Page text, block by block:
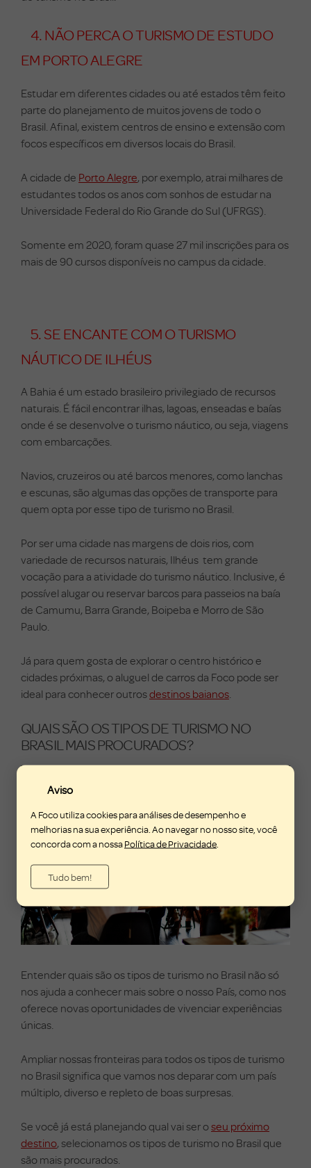
Aviso
A Foco utiliza cookies para análises de desempenho e
melhorias na sua experiência. Ao navegar no nosso site, você
concorda com a nossaPolítica de Privacidade
Tudo bem!
4. NÃO PERCA O TURISMO DE ESTUDO
EM PORTO ALEGRE
Estudar em diferentes cidades ou até estados têm feito
parte do planejamento de muitos jovens de todo o
Brasil. Afinal, existem centros de ensino e extensão com
focos específicos em diversos locais do Brasil.
A cidade de Porto Alegre, por exemplo, atrai milhares de
estudantes todos os anos com sonhos de estudar na
Universidade Federal do Rio Grande do Sul (UFRGS).
Somente em 2020, foram quase 27 mil inscrições para os
mais de 90 cursos disponíveis no campus da cidade.
5. SE ENCANTE COM O TURISMO
NÁUTICO DE ILHÉUS
A Bahia é um estado brasileiro privilegiado de recursos
naturais. É fácil encontrar ilhas, lagoas, enseadas e baías
onde é se desenvolve o turismo náutico, ou seja, viagens
com embarcações.
Navios, cruzeiros ou até barcos menores, como lanchas
e escunas, são algumas das opções de transporte para
quem opta por esse tipo de turismo no Brasil.
Por ser uma cidade nas margens de dois rios, com
variedade de recursos naturais, Ilhéus tem grande
vocação para a atividade do turismo náutico. Inclusive, é
possível alugar ou reservar barcos para passeios na baía
de Camumu, Barra Grande, Boipeba e Morro de São
Paulo.
Já para quem gosta de explorar o centro histórico e
cidades próximas, o aluguel de carros da Foco pode ser
ideal para conhecer outrosdestinos baianos.
QUAIS SÃO OS TIPOS DE TURISMO NO
BRASIL MAIS PROCURADOS?
Entender quais são os tipos de turismo no Brasil não só
nos ajuda a conhecer mais sobre o nosso País, como nos
oferece novas oportunidades de vivenciar experiências
únicas.
Ampliar nossas fronteiras para todos os tipos de turismo
no Brasil significa que vamos nos deparar com um país
múltiplo, diverso e repleto de boas surpresas.
Se você já está planejando qual vai ser oseu próximo
destino, selecionamos os tipos de turismo no Brasil que
são mais procurados.